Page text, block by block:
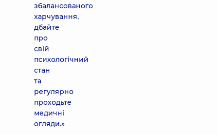
збалансованого
харчування,
дбайте
про
свій
психологічний
стан
та
регулярно
проходьте
медичні
огляди.»